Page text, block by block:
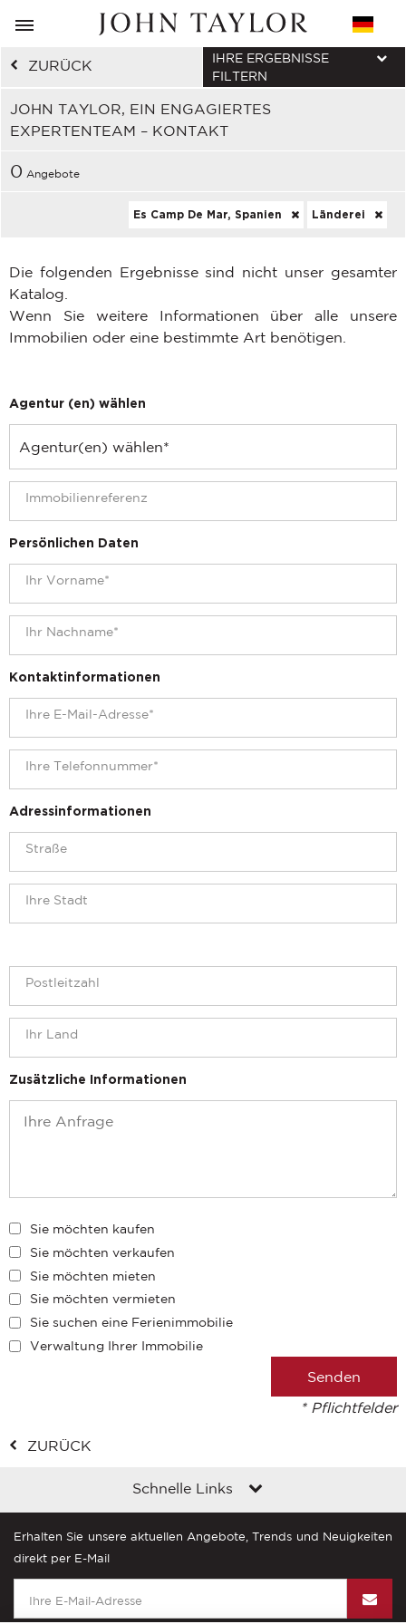
ZURÜCK
JOHN TAYLOR, EIN ENGAGIERTES
EXPERTENTEAM – KONTAKT
IHRE ERGEBNISSE
FILTERN
0 Angebote
Es Camp De Mar, Spanien Länderei
Die folgenden Ergebnisse sind nicht unser gesamter
Katalog.
Wenn Sie weitere Informationen über alle unsere
Immobilien oder eine bestimmte Art benötigen.
Agentur (en) wählen
Persönlichen Daten
Kontaktinformationen
Adressinformationen
Zusätzliche Informationen
Sie möchten kaufen
Sie möchten verkaufen
Sie möchten mieten
Sie möchten vermieten
Sie suchen eine Ferienimmobilie
Verwaltung Ihrer Immobilie
* Pflichtfelder
ZURÜCK
Schnelle Links
Erhalten Sie unsere aktuellen Angebote, Trends und Neuigkeiten
direkt per E-Mail